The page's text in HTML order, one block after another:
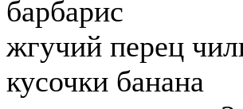
барбарис
жгучий перец
кусочки банана